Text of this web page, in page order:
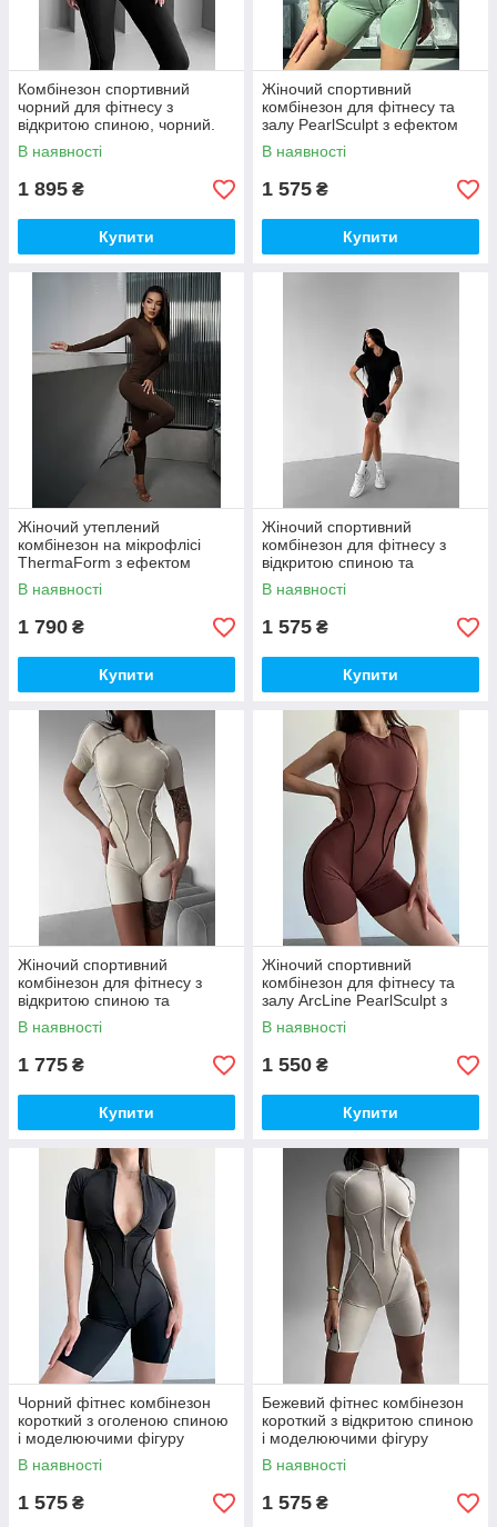
Комбінезон спортивний
чорний для фітнесу з
відкритою спиною, чорний.
Моделюючий ефект. Преміум
якість
В наявності
1 895 ₴
Купити
Жіночий спортивний
комбінезон для фітнесу та
залу PearlSculpt з ефектом
утяжки, колір Хакі
В наявності
1 575 ₴
Купити
Жіночий утеплений
комбінезон на мікрофлісі
ThermaForm з ефектом
утяжки, колір Cacao Sand
В наявності
1 790 ₴
Купити
Жіночий спортивний
комбінезон для фітнесу з
відкритою спиною та
зовнішніми швами, чорний
В наявності
1 575 ₴
Купити
Жіночий спортивний
комбінезон для фітнесу з
відкритою спиною та
зовнішніми швами
В наявності
1 775 ₴
Купити
Жіночий спортивний
комбінезон для фітнесу та
залу ArcLine PearlSculpt з
ефектом утяжки, колір
Шоколадний (Choco Burn)
В наявності
1 550 ₴
Купити
Чорний фітнес комбінезон
короткий з оголеною спиною
і моделюючими фігуру
швами
В наявності
1 575 ₴
Бежевий фітнес комбінезон
короткий з відкритою спиною
і моделюючими фігуру
швами
В наявності
1 575 ₴